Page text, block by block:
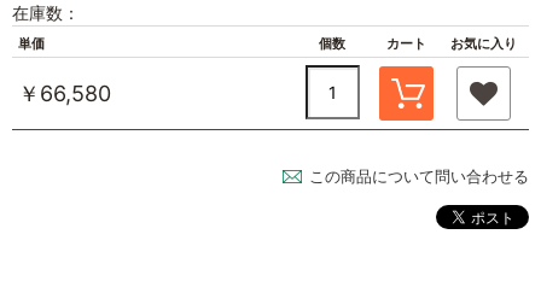
在庫数：
単価 個数 カート お気に入り
￥66,580
この商品について問い合わせる